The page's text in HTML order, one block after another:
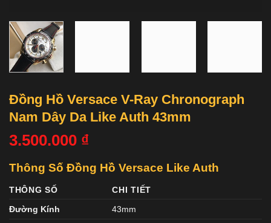
Đồng Hồ Versace V-Ray Chronograph
Nam Dây Da Like Auth 43mm
3.500.000 ₫
Thông Số Đồng Hồ Versace Like Auth
THÔNG SỐ
CHI TIẾT
Đường Kính
43mm